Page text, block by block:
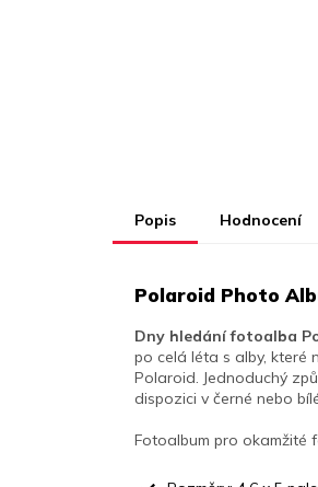
Popis Hodnocení
Polaroid Photo
Dny hledání fotoalba
po celá léta s alby, které
Polaroid. Jednoduchý
dispozici v černé nebo
Fotoalbum pro okamžité